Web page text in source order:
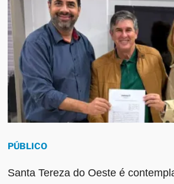
PÚBLICO
Santa Tereza do Oeste é